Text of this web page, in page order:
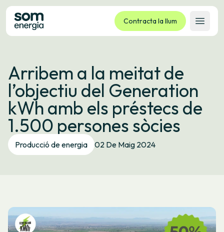
Contracta la llum
Obrir
Tarifes
Serveis
Empreses
La cooperativa
Contacte
Tràmits
Arribem a la meitat de
l’objectiu del Generation
kWh amb els préstecs de
1.500 persones sòcies
Producció de energia 02 De Maig 2024